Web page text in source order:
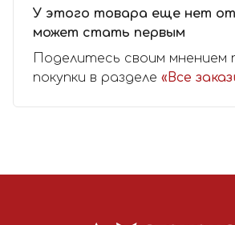
У этого товара еще нет
может стать первым
Поделитесь своим мнением
покупки в разделе «Все